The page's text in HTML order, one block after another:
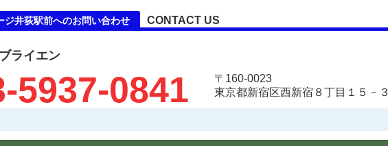
ジ井荻駅前へのお問い合わせ CONTACT US
ライエン
5937-0841
〒160-0023
東京都新宿区西新宿８丁目１５－３